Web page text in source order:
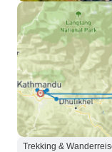
Trekking &